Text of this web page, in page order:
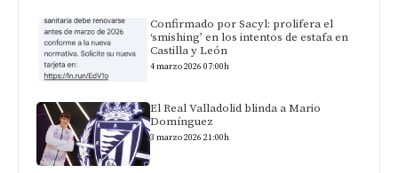
Confirmado por Sacyl: prolifera el
‘smishing’ en los intentos de estafa en
Castilla y León
4 marzo 2026 07:00h
El Real Valladolid blinda a Mario
Domínguez
3 marzo 2026 21:00h